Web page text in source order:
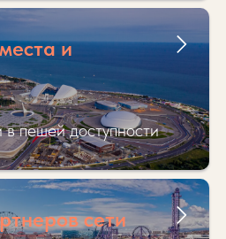
и
пешей доступности
сети